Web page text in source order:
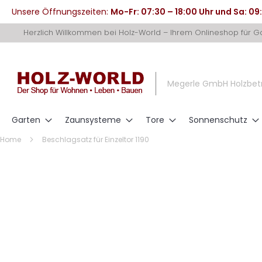
Unsere Öffnungszeiten: Mo-Fr: 07:30 – 18:00 Uhr und Sa:
zum
Herzlich Willkommen bei Holz-World – Ihrem Onlineshop für
Megerle GmbH
Garten Zaunsysteme Tore Sonnenschutz
Home Beschlagsatz für Einzeltor 1190